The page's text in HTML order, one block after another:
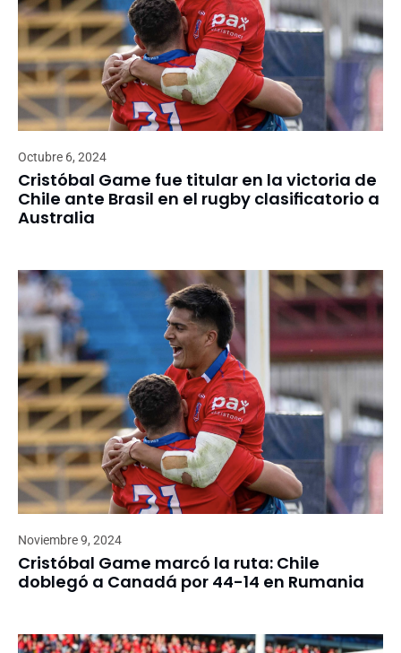
Octubre 6, 2024
Cristóbal Game fue titular en la victoria de
Chile ante Brasil en el rugby clasificatorio a
Australia
Noviembre 9, 2024
Cristóbal Game marcó la ruta: Chile
doblegó a Canadá por 44-14 en Rumania